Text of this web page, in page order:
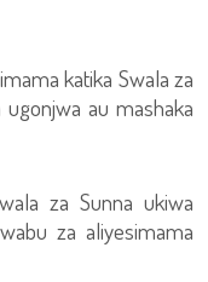
katika Swala za
au mashaka
za Sunna ukiwa
za aliyesimama